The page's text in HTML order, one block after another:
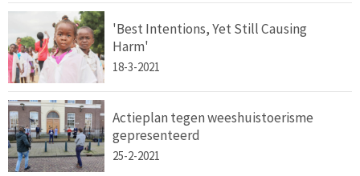
'Best Intentions, Yet Still Causing
Harm'
18-3-2021
Actieplan tegen weeshuistoerisme
gepresenteerd
25-2-2021